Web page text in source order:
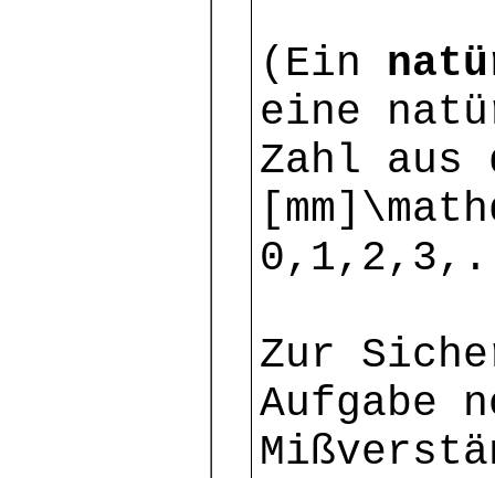
(Ein
eine
Zahl aus
Zur
Aufgabe